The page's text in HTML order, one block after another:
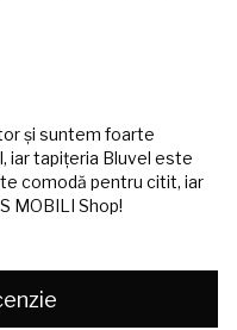
și suntem foarte
iar tapițeria Bluvel este
comodă pentru citit, iar
MOBILI Shop!